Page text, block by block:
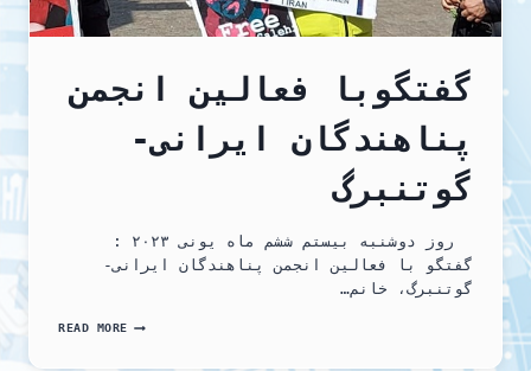
گفتگوبا فعالین انجمن
پناهندگان ایرانی-
گوتنبرگ
روز دوشنبه بیستم ششم ماه یونی ۲۰۲۳ :
گفتگو با فعالین انجمن پناهندگان ایرانی-
گوتنبرگ، خانم…
READ MOREگفتگوبا